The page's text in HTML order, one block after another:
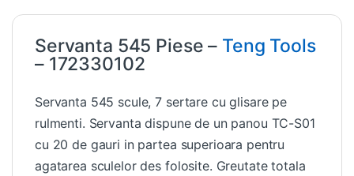
Servanta 545 Piese – Teng Tools
– 172330102
Servanta 545 scule, 7 sertare cu glisare pe
rulmenti. Servanta dispune de un panou TC-S01
cu 20 de gauri in partea superioara pentru
agatarea sculelor des folosite. Greutate totala